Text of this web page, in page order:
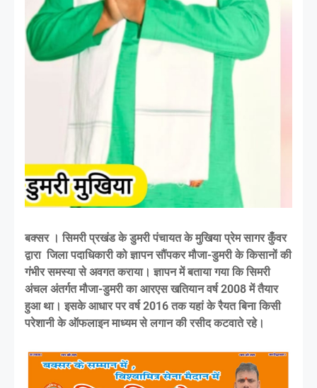
बक्सर । सिमरी प्रखंड के डुमरी पंचायत के मुखिया प्रेम सागर कुँवर
द्वारा जिला पदाधिकारी को ज्ञापन सौंपकर मौजा-डुमरी के किसानों की
गंभीर समस्या से अवगत कराया। ज्ञापन में बताया गया कि सिमरी
अंचल अंतर्गत मौजा-डुमरी का आरएस खतियान वर्ष 2008 में तैयार
हुआ था। इसके आधार पर वर्ष 2016 तक यहां के रैयत बिना किसी
परेशानी के ऑफलाइन माध्यम से लगान की रसीद कटवाते रहे।